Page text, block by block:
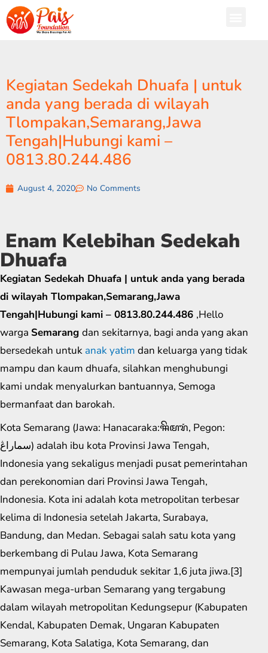
Kegiatan Sedekah Dhuafa | untuk
anda yang berada di wilayah
Tlompakan,Semarang,Jawa
Tengah|Hubungi kami –
0813.80.244.486
August 4, 2020 No Comments
Enam Kelebihan Sedekah
Dhuafa
Kegiatan Sedekah Dhuafa | untuk anda yang berada
di wilayah Tlompakan,Semarang,Jawa
Tengah|Hubungi kami – 0813.80.244.486 ,Hello
warga Semarang dan sekitarnya, bagi anda yang akan
bersedekah untuk anak yatim dan keluarga yang tidak
mampu dan kaum dhuafa, silahkan menghubungi
kami undak menyalurkan bantuannya, Semoga
bermanfaat dan barokah.
Kota Semarang (Jawa: Hanacaraka:ꦯꦼꦩꦫꦁ​, Pegon:
سماراڠ) adalah ibu kota Provinsi Jawa Tengah,
Indonesia yang sekaligus menjadi pusat pemerintahan
dan perekonomian dari Provinsi Jawa Tengah,
Indonesia. Kota ini adalah kota metropolitan terbesar
kelima di Indonesia setelah Jakarta, Surabaya,
Bandung, dan Medan. Sebagai salah satu kota yang
berkembang di Pulau Jawa, Kota Semarang
mempunyai jumlah penduduk sekitar 1,6 juta jiwa.[3]
Kawasan mega-urban Semarang yang tergabung
dalam wilayah metropolitan Kedungsepur (Kabupaten
Kendal, Kabupaten Demak, Ungaran Kabupaten
Semarang, Kota Salatiga, Kota Semarang, dan